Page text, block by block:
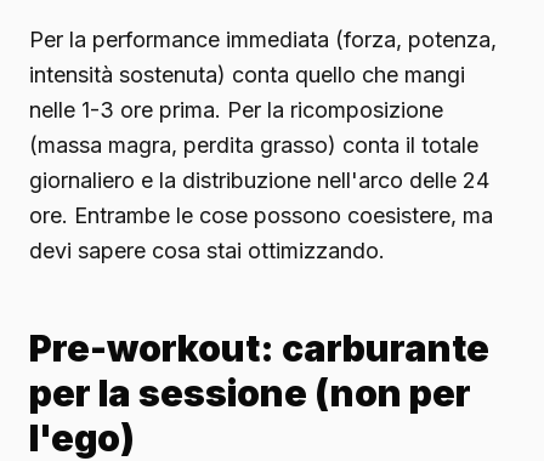
Per la performance immediata (forza, potenza,
intensità sostenuta) conta quello che mangi
nelle 1-3 ore prima. Per la ricomposizione
(massa magra, perdita grasso) conta il totale
giornaliero e la distribuzione nell'arco delle 24
ore. Entrambe le cose possono coesistere, ma
devi sapere cosa stai ottimizzando.
Pre-workout: carburante
per la sessione (non per
l'ego)